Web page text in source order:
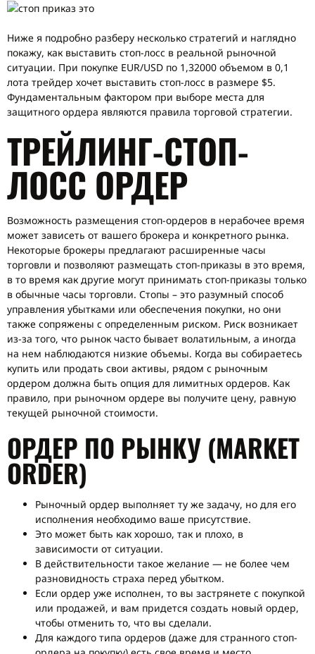
Ниже я подробно разберу несколько стратегий и наглядно
покажу, как выставить стоп-лосс в реальной рыночной
ситуации. При покупке EUR/USD по 1,32000 объемом в 0,1
лота трейдер хочет выставить стоп-лосс в размере $5.
Фундаментальным фактором при выборе места для
защитного ордера являются правила торговой стратегии.
ТРЕЙЛИНГ-СТОП-
ЛОСС ОРДЕР
Возможность размещения стоп-ордеров в нерабочее время
может зависеть от вашего брокера и конкретного рынка.
Некоторые брокеры предлагают расширенные часы
торговли и позволяют размещать стоп-приказы в это время,
в то время как другие могут принимать стоп-приказы только
в обычные часы торговли. Стопы – это разумный способ
управления убытками или обеспечения покупки, но они
также сопряжены с определенным риском. Риск возникает
из-за того, что рынок часто бывает волатильным, а иногда
на нем наблюдаются низкие объемы. Когда вы собираетесь
купить или продать свои активы, рядом с рыночным
ордером должна быть опция для лимитных ордеров. Как
правило, при рыночном ордере вы получите цену, равную
текущей рыночной стоимости.
ОРДЕР ПО РЫНКУ (MARKET
ORDER)
Рыночный ордер выполняет ту же задачу, но для его
исполнения необходимо ваше присутствие.
Это может быть как хорошо, так и плохо, в
зависимости от ситуации.
В действительности такое желание — не более чем
разновидность страха перед убытком.
Если ордер уже исполнен, то вы застрянете с покупкой
или продажей, и вам придется создать новый ордер,
чтобы отменить то, что вы сделали.
Для каждого типа ордеров (даже для странного стоп-